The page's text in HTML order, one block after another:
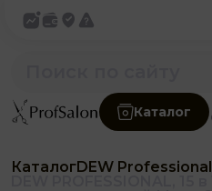
Каталог
КаталогDEW Professional